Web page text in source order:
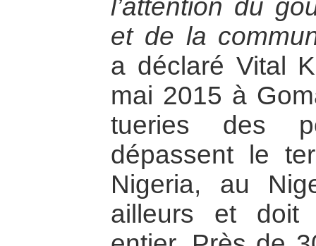
l’attention du
et de la
a déclaré Vital
mai 2015 à
tueries des
dépassent le
Nigeria, au
ailleurs et doit